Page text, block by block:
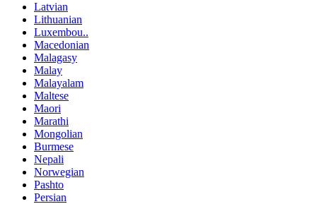
Latvian
Lithuanian
Luxembou..
Macedonian
Malagasy
Malay
Malayalam
Maltese
Maori
Marathi
Mongolian
Burmese
Nepali
Norwegian
Pashto
Persian